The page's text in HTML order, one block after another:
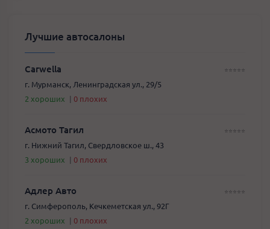
Лучшие автосалоны
Carwella ⭐️⭐️⭐️⭐️⭐️
г. Мурманск, Ленинградская ул., 29/5
2 хороших | 0 плохих
Асмото Тагил ⭐️⭐️⭐️⭐️⭐️
г. Нижний Тагил, Свердловское ш., 43
3 хороших | 0 плохих
Адлер Авто ⭐️⭐️⭐️⭐️⭐️
г. Симферополь, Кечкеметская ул., 92Г
2 хороших | 0 плохих